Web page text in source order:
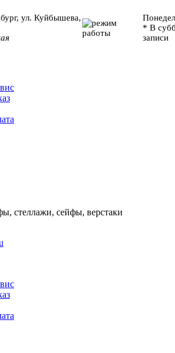
ул. Куйбышева,
* В
записи
стеллажи, сейфы, верстаки